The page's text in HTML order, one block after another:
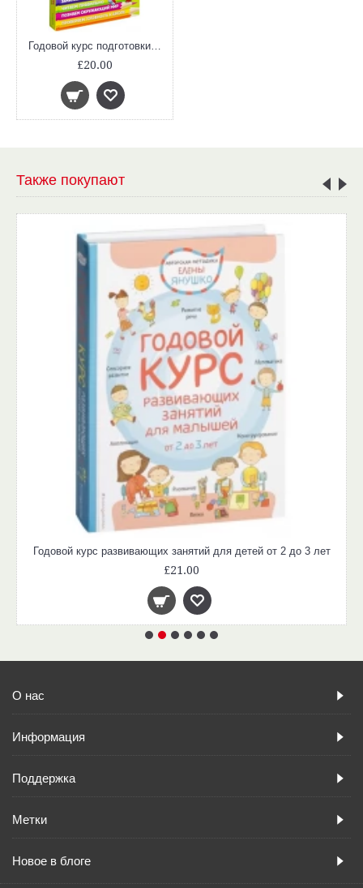
£20.00
Также покупают
Годовой курс развивающих занятий для детей от 2 до 3 лет
£21.00
О нас
Информация
Поддержка
Метки
Новое в блоге